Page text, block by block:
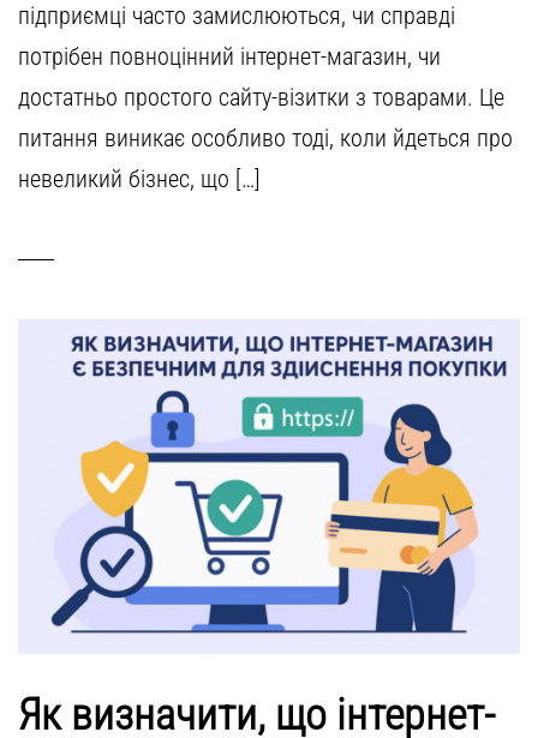
підприємці часто замислюються, чи справді
потрібен повноцінний інтернет-магазин, чи
достатньо простого сайту-візитки з товарами. Це
питання виникає особливо тоді, коли йдеться про
невеликий бізнес, що […]
Як визначити, що інтернет-